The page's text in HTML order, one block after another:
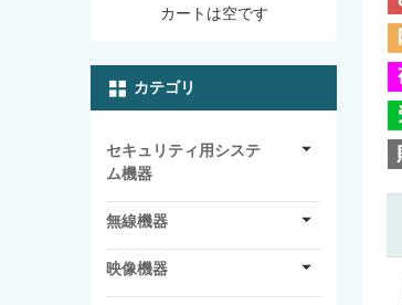
カートは空です
カテゴリ
セキュリティ用システ
ム機器
無線機器
映像機器